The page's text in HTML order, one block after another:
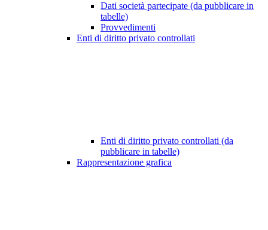
Dati società partecipate (da pubblicare in
tabelle)
Provvedimenti
Enti di diritto privato controllati
Enti di diritto privato controllati (da
pubblicare in tabelle)
Rappresentazione grafica